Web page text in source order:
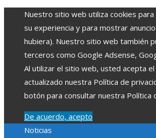
Nuestro sitio web utiliza cookies
su experiencia y para mostrar
hubiera). Nuestro sitio web también
terceros como Google Adsense,
Al utilizar el sitio web, usted acepta
actualizado nuestra Política de
botón para consultar nuestra Política
De acuerdo, acepto
Noticias